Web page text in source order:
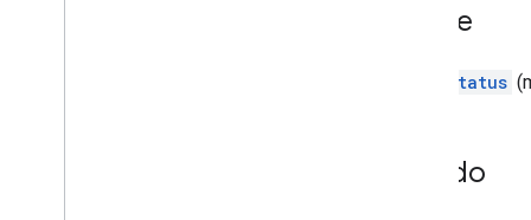
Índice
Status
Estado